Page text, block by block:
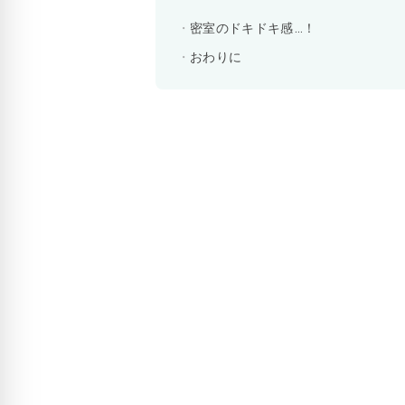
密室のドキドキ感…！
おわりに